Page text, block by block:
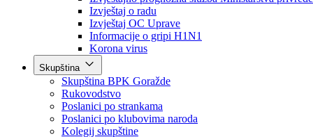
Obavještenja i izvještaji
Obavještenja Vlade
Izvještajno prognozna služba Ministarstva privrede
Izvještaj o radu
Izvještaj OC Uprave
Informacije o gripi H1N1
Korona virus
Skupština
Skupština BPK Goražde
Rukovodstvo